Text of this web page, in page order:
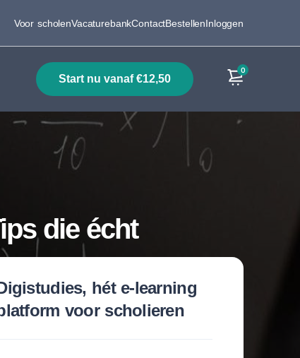
Voor scholenVacaturebankContactBestellenInloggen
start nu vanaf €12,50
0
Producten
die écht
hét e-learning
voor scholieren